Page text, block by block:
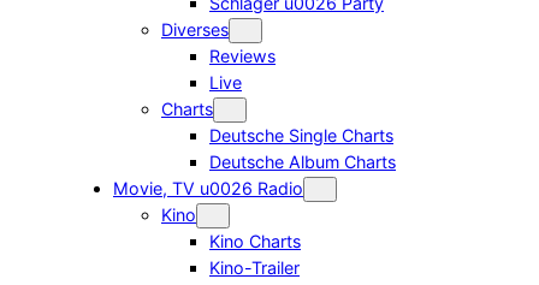
Diverses
Reviews
Live
Charts
Deutsche Single Charts
Deutsche Album Charts
Movie, TV u0026 Radio
Kino
Kino Charts
Kino-Trailer